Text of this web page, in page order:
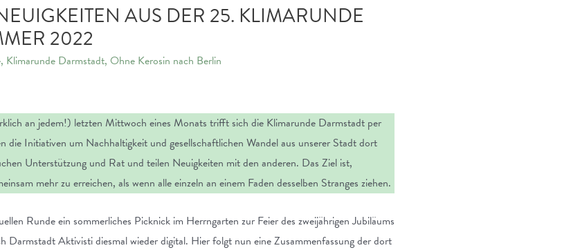
AUS DER 25. KLIMARUNDE
2022
, Klimarunde Darmstadt, Ohne Kerosin nach Berlin
an jedem!) letzten Mittwoch eines Monats trifft sich die Klimarunde Darmstadt per
die Initiativen um Nachhaltigkeit und gesellschaftlichen Wandel aus unserer Stadt dort
Unterstützung und Rat und teilen Neuigkeiten mit den anderen. Das Ziel ist,
mehr zu erreichen, als wenn alle einzeln an einem Faden desselben Stranges ziehen.
Runde ein sommerliches Picknick im Herrngarten zur Feier des zweijährigen Jubiläums
Aktivisti diesmal wieder digital. Hier folgt nun eine Zusammenfassung der dort